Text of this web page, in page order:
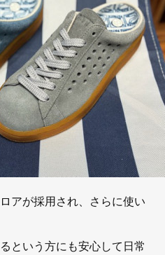
アが採用され、さらに使い
という方にも安心して日常